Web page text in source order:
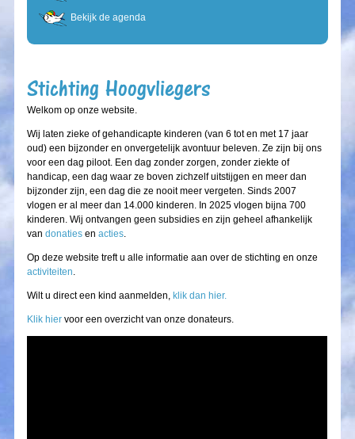
Bekijk de agenda
Stichting Hoogvliegers
Welkom op onze website.
Wij laten zieke of gehandicapte kinderen (van 6 tot en met 17 jaar
oud) een bijzonder en onvergetelijk avontuur beleven. Ze zijn bij ons
voor een dag piloot. Een dag zonder zorgen, zonder ziekte of
handicap, een dag waar ze boven zichzelf uitstijgen en meer dan
bijzonder zijn, een dag die ze nooit meer vergeten. Sinds 2007
vlogen er al meer dan 14.000 kinderen. In 2025 vlogen bijna 700
kinderen. Wij ontvangen geen subsidies en zijn geheel afhankelijk
vandonaties enacties.
Op deze website treft u alle informatie aan over de stichting en onze
activiteiten.
Wilt u direct een kind aanmelden, klik dan hier.
Klik hiervoor een overzicht van onze donateurs.